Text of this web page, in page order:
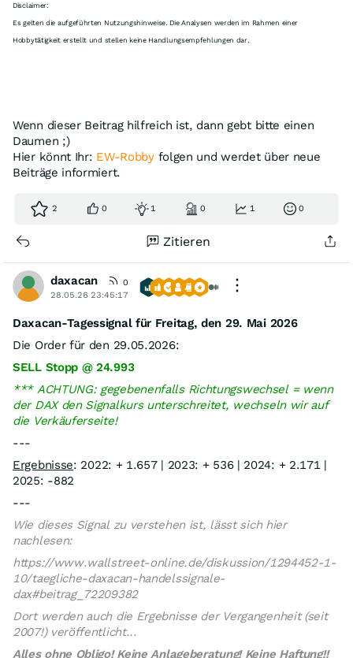
Disclaimer:
Es gelten die aufgeführten Nutzungshinweise. Die Analysen werden im Rahmen einer
Hobbytätigkeit erstellt und stellen keine Handlungsempfehlungen dar.
Wenn dieser Beitrag hilfreich ist, dann gebt bitte einen
Daumen ;)
Hier könnt Ihr: EW-Robbyfolgen und werdet über neue
Beiträge informiert.
2 0 1 0 1 0
Zitieren
daxacan
0
28.05.26 23:45:17
Daxacan-Tagessignal für Freitag, den 29. Mai 2026
Die Order für den 29.05.2026:
SELL Stopp @ 24.993
*** ACHTUNG: gegebenenfalls Richtungswechsel = wenn
der DAX den Signalkurs unterschreitet, wechseln wir auf
die Verkäuferseite!
---
Ergebnisse: 2022: + 1.657 | 2023: + 536 | 2024: + 2.171 |
2025: -882
---
Wie dieses Signal zu verstehen ist, lässt sich hier
nachlesen:
https://www.wallstreet-online.de/diskussion/1294452-1-
10/taegliche-daxacan-handelssignale-
dax#beitrag_72209382
Dort werden auch die Ergebnisse der Vergangenheit (seit
2007!) veröffentlicht...
Alles ohne Obligo! Keine Anlageberatung! Keine Haftung!!